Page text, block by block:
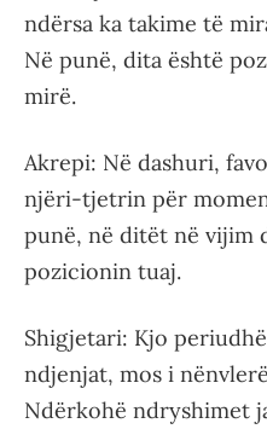
ndërsa ka takime të
Në punë, dita është
mirë.
Akrepi: Në dashuri,
njëri-tjetrin për
punë, në ditët në vijim
pozicionin tuaj.
Shigjetari: Kjo
ndjenjat, mos i
Ndërkohë ndryshimet